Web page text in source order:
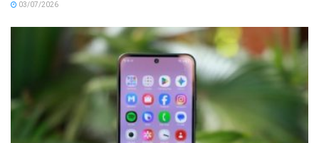
03/07/2026